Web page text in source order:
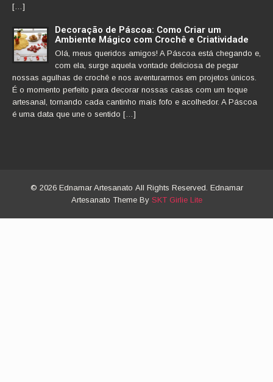
[…]
Decoração de Páscoa: Como Criar um
Ambiente Mágico com Crochê e Criatividade
Olá, meus queridos amigos! A Páscoa está chegando e,
com ela, surge aquela vontade deliciosa de pegar
nossas agulhas de crochê e nos aventurarmos em projetos únicos.
É o momento perfeito para decorar nossas casas com um toque
artesanal, tornando cada cantinho mais fofo e acolhedor. A Páscoa
é uma data que une o sentido […]
© 2026 Ednamar Artesanato All Rights Reserved. Ednamar
Artesanato Theme By SKT Girlie Lite